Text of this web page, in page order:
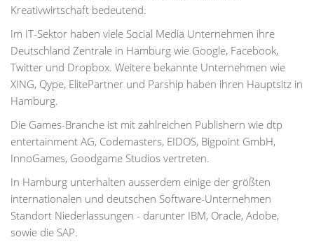
Kreativwirtschaft bedeutend.
Im IT-Sektor haben viele Social Media Unternehmen ihre
Deutschland Zentrale in Hamburg wie Google, Facebook,
Twitter und Dropbox. Weitere bekannte Unternehmen wie
XING, Qype, ElitePartner und Parship haben ihren Hauptsitz in
Hamburg.
Die Games-Branche ist mit zahlreichen Publishern wie dtp
entertainment AG, Codemasters, EIDOS, Bigpoint GmbH,
InnoGames, Goodgame Studios vertreten.
In Hamburg unterhalten ausserdem einige der größten
internationalen und deutschen Software-Unternehmen
Standort Niederlassungen - darunter IBM, Oracle, Adobe,
sowie die SAP.